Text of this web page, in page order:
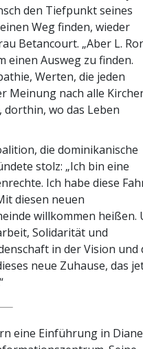
den Tiefpunkt seines
Weg finden, wieder
Betancourt. „Aber L.
einen Ausweg zu finden.
Werten, die jeden
Meinung nach alle
wo das Leben
die dominikanische
stolz: „Ich bin eine
Ich habe diese
diesen neuen
willkommen heißen.
Solidarität und
in der Vision und
neue Zuhause, das
eine Einführung in